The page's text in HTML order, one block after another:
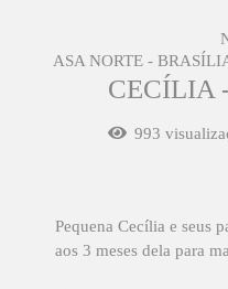
ASA NORTE -
CECÍLIA
993
Pequena Cecília e seus
aos 3 meses dela para